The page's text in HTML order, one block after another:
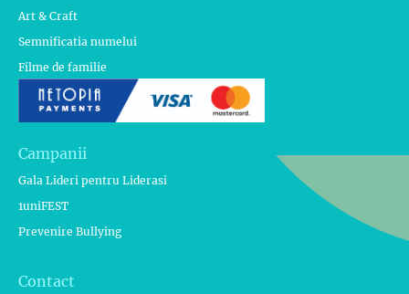
Art & Craft
Semnificatia numelui
Filme de familie
Campanii
Gala Lideri pentru Liderasi
1uniFEST
Prevenire Bullying
Contact